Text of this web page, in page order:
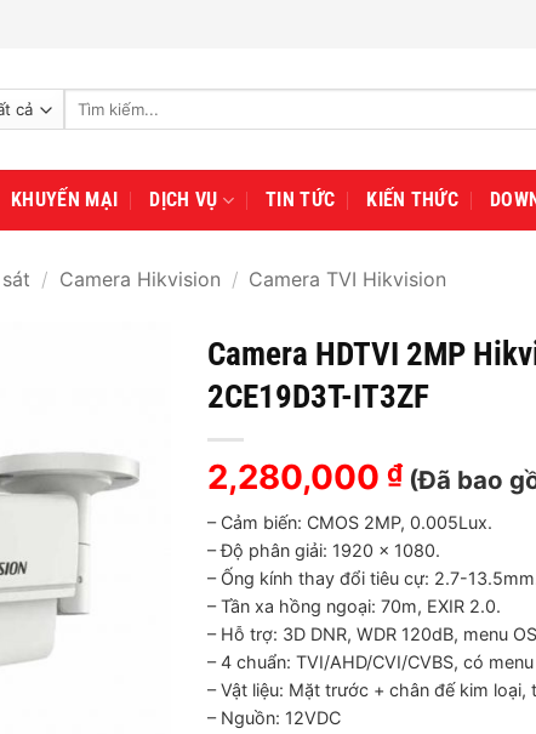
Tìm
KHUYẾN MẠI DỊCH VỤ TIN TỨC KIẾN THỨC
/ Camera Hikvision / Camera TVI Hikvision
Camera HDTVI 2MP
2CE19D3T-IT3ZF
2,280,000 ₫ (Đã bao
– Cảm biến: CMOS 2MP, 0.005Lux.
– Độ phân giải: 1920 x 1080.
– Ống kính thay đổi tiêu cự: 2.7-
– Tần xa hồng ngoại: 70m, EXIR 2.0.
– Hỗ trợ: 3D DNR, WDR 120dB, menu
– 4 chuẩn: TVI/AHD/CVI/CVBS, có
– Vật liệu: Mặt trước + chân đế kim loại,
– Nguồn: 12VDC